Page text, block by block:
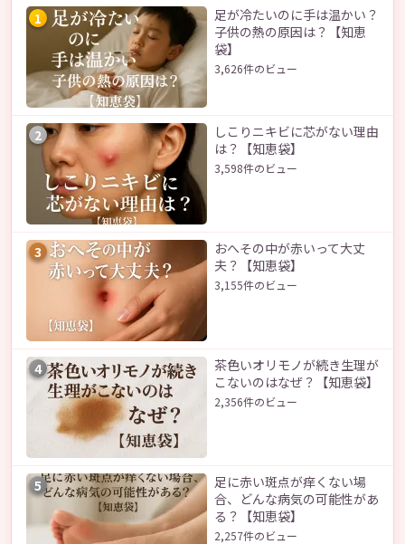
1
足が冷たいのに手は温かい？
子供の熱の原因は？【知恵
袋】
3,626件のビュー
2
しこりニキビに芯がない理由
は？【知恵袋】
3,598件のビュー
3
おへその中が赤いって大丈
夫？【知恵袋】
3,155件のビュー
4
茶色いオリモノが続き生理が
こないのはなぜ？【知恵袋】
2,356件のビュー
5
足に赤い斑点が痒くない場
合、どんな病気の可能性があ
る？【知恵袋】
2,257件のビュー